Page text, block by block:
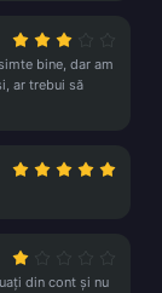
bine, dar am
ar trebui să
din cont și nu